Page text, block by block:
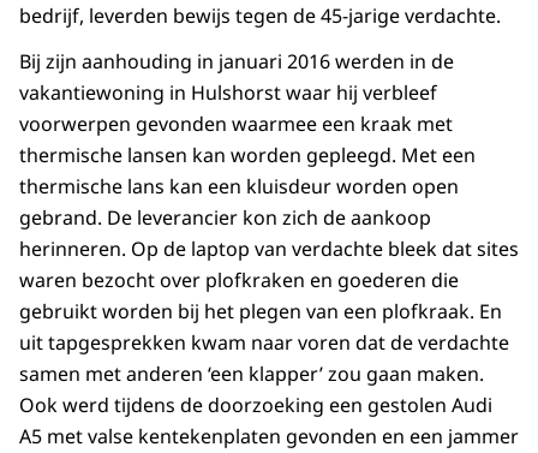
bedrijf, leverden bewijs tegen de 45-jarige verdachte.
Bij zijn aanhouding in januari 2016 werden in de
vakantiewoning in Hulshorst waar hij verbleef
voorwerpen gevonden waarmee een kraak met
thermische lansen kan worden gepleegd. Met een
thermische lans kan een kluisdeur worden open
gebrand. De leverancier kon zich de aankoop
herinneren. Op de laptop van verdachte bleek dat sites
waren bezocht over plofkraken en goederen die
gebruikt worden bij het plegen van een plofkraak. En
uit tapgesprekken kwam naar voren dat de verdachte
samen met anderen ‘een klapper’ zou gaan maken.
Ook werd tijdens de doorzoeking een gestolen Audi
A5 met valse kentekenplaten gevonden en een jammer